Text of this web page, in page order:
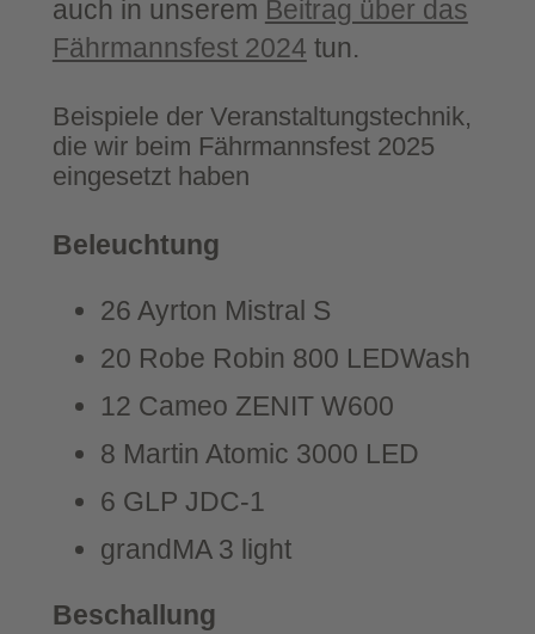
auch in unse­rem Bei­trag über das
Fähr­manns­fest 2024 tun.
Bei­spie­le der Ver­an­stal­tungs­tech­nik,
die wir beim Fähr­manns­fest 2025
ein­ge­setzt haben
Beleuch­tung
26 Ayr­ton Mis­tral S
20 Robe Robin 800 LEDWash
12 Cameo ZENIT W600
8 Mar­tin Ato­mic 3000 LED
6 GLP JDC‑1
grand­MA 3 light
Beschal­lung